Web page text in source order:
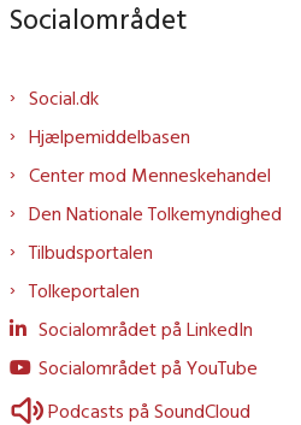
Socialområdet
Social.dk
Hjælpemiddelbasen
Center mod Menneskehandel
Den Nationale Tolkemyndighed
Tilbudsportalen
Tolkeportalen
Socialområdet på LinkedIn
Socialområdet på YouTube
Podcasts på SoundCloud